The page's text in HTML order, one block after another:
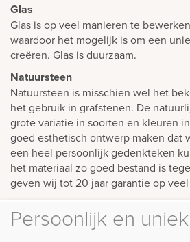
Glas
Glas is op veel manieren te
waardoor het mogelijk is om een
creëren. Glas is duurzaam.
Natuursteen
Natuursteen is misschien wel het
het gebruik in grafstenen. De
grote variatie in soorten en kleuren
goed esthetisch ontwerp maken dat
een heel persoonlijk gedenkteken
het materiaal zo goed bestand is
geven wij tot 20 jaar garantie op
Persoonlijk en